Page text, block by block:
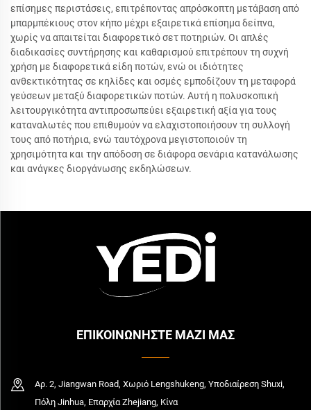
επίσημες περιστάσεις, επιτρέποντας απρόσκοπτη μετάβαση από
μπαρμπέκιους στον κήπο μέχρι εξαιρετικά επίσημα δείπνα,
χωρίς να απαιτείται διαφορετικό σετ ποτηριών. Οι απλές
διαδικασίες συντήρησης και καθαρισμού επιτρέπουν τη συχνή
χρήση με διαφορετικά είδη ποτών, ενώ οι ιδιότητες
ανθεκτικότητας σε κηλίδες και οσμές εμποδίζουν τη μεταφορά
γεύσεων μεταξύ διαφορετικών ποτών. Αυτή η πολυσκοπική
λειτουργικότητα αντιπροσωπεύει εξαιρετική αξία για τους
καταναλωτές που επιθυμούν να ελαχιστοποιήσουν τη συλλογή
τους από ποτήρια, ενώ ταυτόχρονα μεγιστοποιούν τη
χρησιμότητα και την απόδοση σε διάφορα σενάρια κατανάλωσης
και ανάγκες διοργάνωσης εκδηλώσεων.
ΕΠΙΚΟΙΝΩΝΗΣΤΕ ΜΑΖΙ ΜΑΣ
Αρ. 2, Jiangwan Road, Χωριό Lengshukeng, Υποδιαίρεση Shuxi,
Πόλη Jinhua, Επαρχία Zhejiang, Κίνα